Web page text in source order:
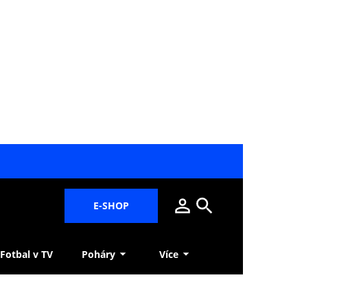
E-SHOP
Fotbal v TV Poháry Více